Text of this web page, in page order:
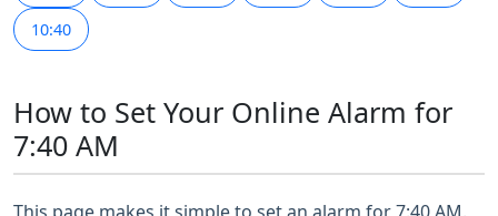
10:40
How to Set Your Online Alarm for
7:40 AM